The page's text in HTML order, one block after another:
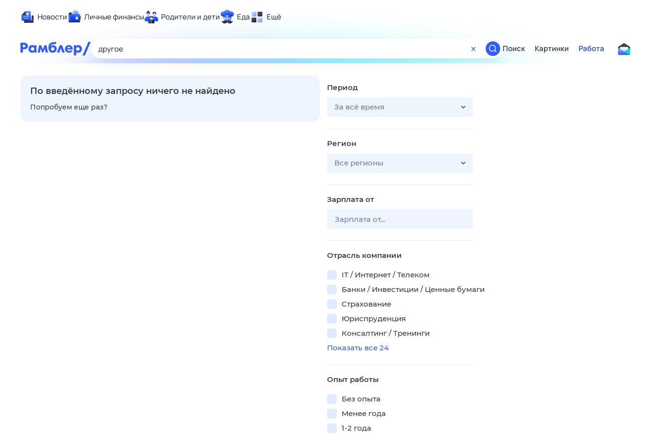
Новости Личные финансы Родители и дети Еда Ещё
Развлечения и отдых
Спорт
Поиск
ТВ-программа
Поиск Картинки Работа
По введённому запросу ничего не найдено
Попробуем еще раз?
Период
За всё время
Регион
Все регионы
Зарплата от
Отрасль компании
IT / Интернет / Телеком
Банки / Инвестиции / Ценные бумаги
Страхование
Юриспруденция
Консалтинг / Тренинги
Показать все 24
Опыт работы
Без опыта
Менее года
1-2 года